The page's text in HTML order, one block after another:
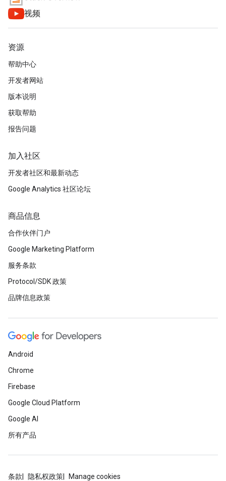
视频
资源
帮助中心
开发者网站
版本说明
获取帮助
报告问题
加入社区
开发者社区和最新动态
Google Analytics 社区论坛
商品信息
合作伙伴门户
Google Marketing Platform
服务条款
Protocol/SDK 政策
品牌信息政策
Android
Chrome
Firebase
Google Cloud Platform
Google AI
所有产品
条款 隐私权政策 Manage cookies